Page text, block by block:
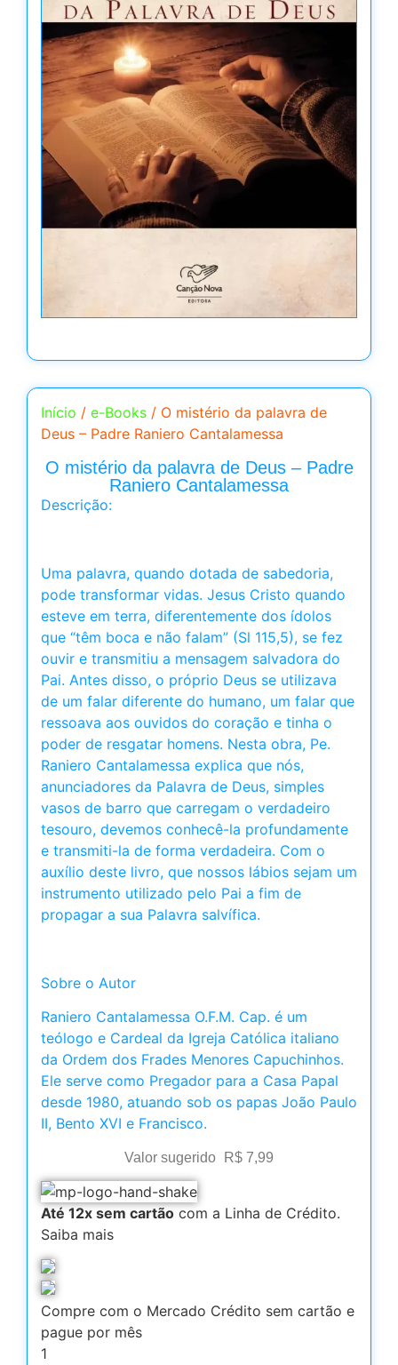
Início / e-Books / O mistério da palavra de
Deus – Padre Raniero Cantalamessa
O mistério da palavra de Deus – Padre
Raniero Cantalamessa
Descrição:
Uma palavra, quando dotada de sabedoria,
pode transformar vidas. Jesus Cristo quando
esteve em terra, diferentemente dos ídolos
que “têm boca e não falam” (Sl 115,5), se fez
ouvir e transmitiu a mensagem salvadora do
Pai. Antes disso, o próprio Deus se utilizava
de um falar diferente do humano, um falar que
ressoava aos ouvidos do coração e tinha o
poder de resgatar homens. Nesta obra, Pe.
Raniero Cantalamessa explica que nós,
anunciadores da Palavra de Deus, simples
vasos de barro que carregam o verdadeiro
tesouro, devemos conhecê-la profundamente
e transmiti-la de forma verdadeira. Com o
auxílio deste livro, que nossos lábios sejam um
instrumento utilizado pelo Pai a fim de
propagar a sua Palavra salvífica.
Sobre o Autor
Raniero Cantalamessa O.F.M. Cap. é um
teólogo e Cardeal da Igreja Católica italiano
da Ordem dos Frades Menores Capuchinhos.
Ele serve como Pregador para a Casa Papal
desde 1980, atuando sob os papas João Paulo
II, Bento XVI e Francisco.
Valor sugerido R$ 7,99
Até 12x sem cartão com a Linha de Crédito.
Saiba mais
Compre com o Mercado Crédito sem cartão e
pague por mês
1